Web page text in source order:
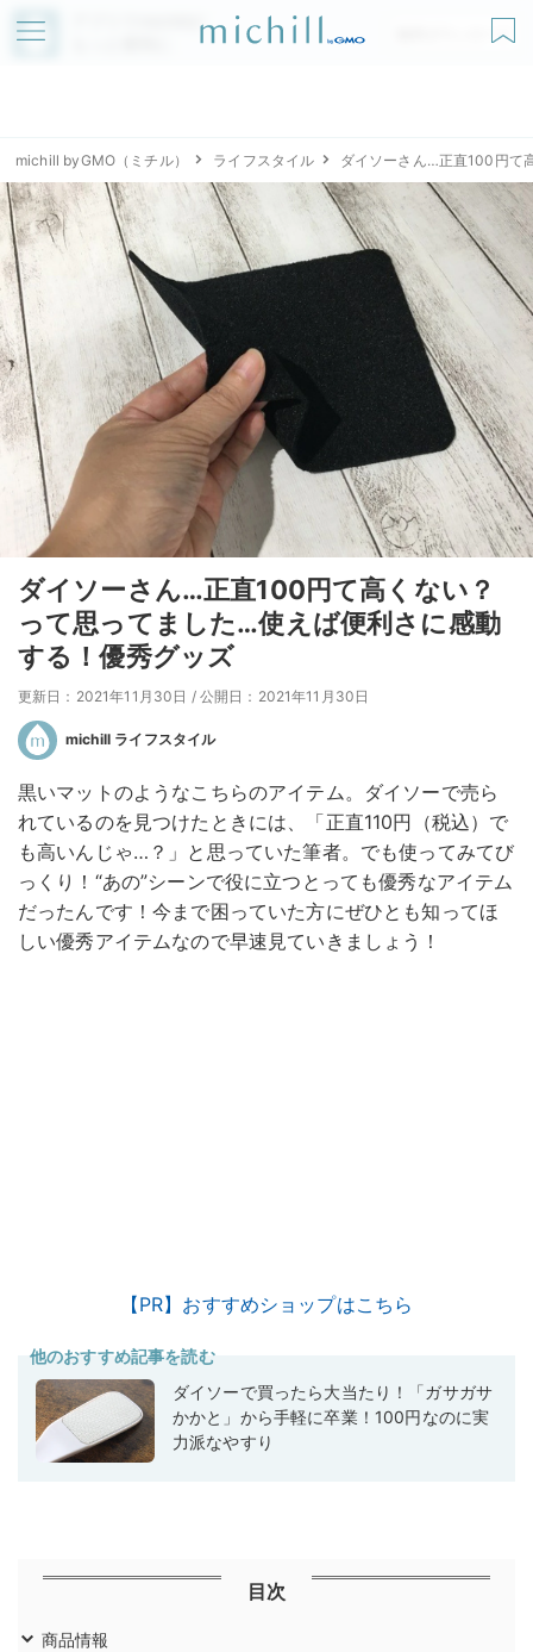
アプリでmichillが
無料ダウンロード
michill byGMO（ミチル） ライフスタイル ダイソーさん…正直100円て
ダイソーさん…正直100円て高くない？
って思ってました…使えば便利さに感動
する！優秀グッズ
更新日：2021年11月30日 / 公開日：2021年11月30日
michill ライフスタイル
黒いマットのようなこちらのアイテム。ダイソーで売ら
れているのを見つけたときには、「正直110円（税込）で
も高いんじゃ…？」と思っていた筆者。でも使ってみてび
っくり！“あの”シーンで役に立つとっても優秀なアイテム
だったんです！今まで困っていた方にぜひとも知ってほ
しい優秀アイテムなので早速見ていきましょう！
【PR】おすすめショップはこちら
他のおすすめ記事を読む
ダイソーで買ったら大当たり！「ガサガサ
かかと」から手軽に卒業！100円なのに実
力派なやすり
目次
商品情報